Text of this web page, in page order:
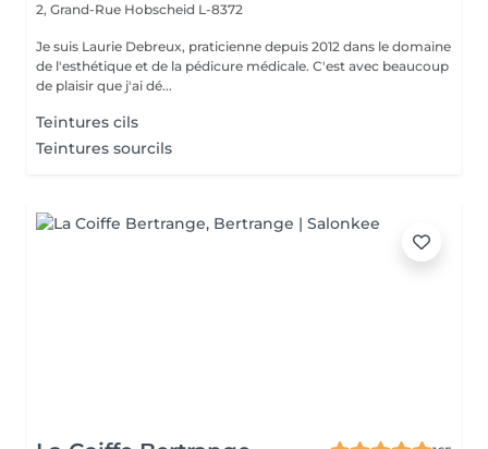
2, Grand-Rue Hobscheid L-8372
Je suis Laurie Debreux, praticienne depuis 2012 dans le domaine
de l'esthétique et de la pédicure médicale. C'est avec beaucoup
de plaisir que j'ai dé...
Teintures cils
Teintures sourcils